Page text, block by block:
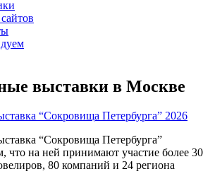
выставки в Москве
“Сокровища Петербурга” 2026
“Сокровища Петербурга”
что на ней принимают участие более 30
80 компаний и 24 региона